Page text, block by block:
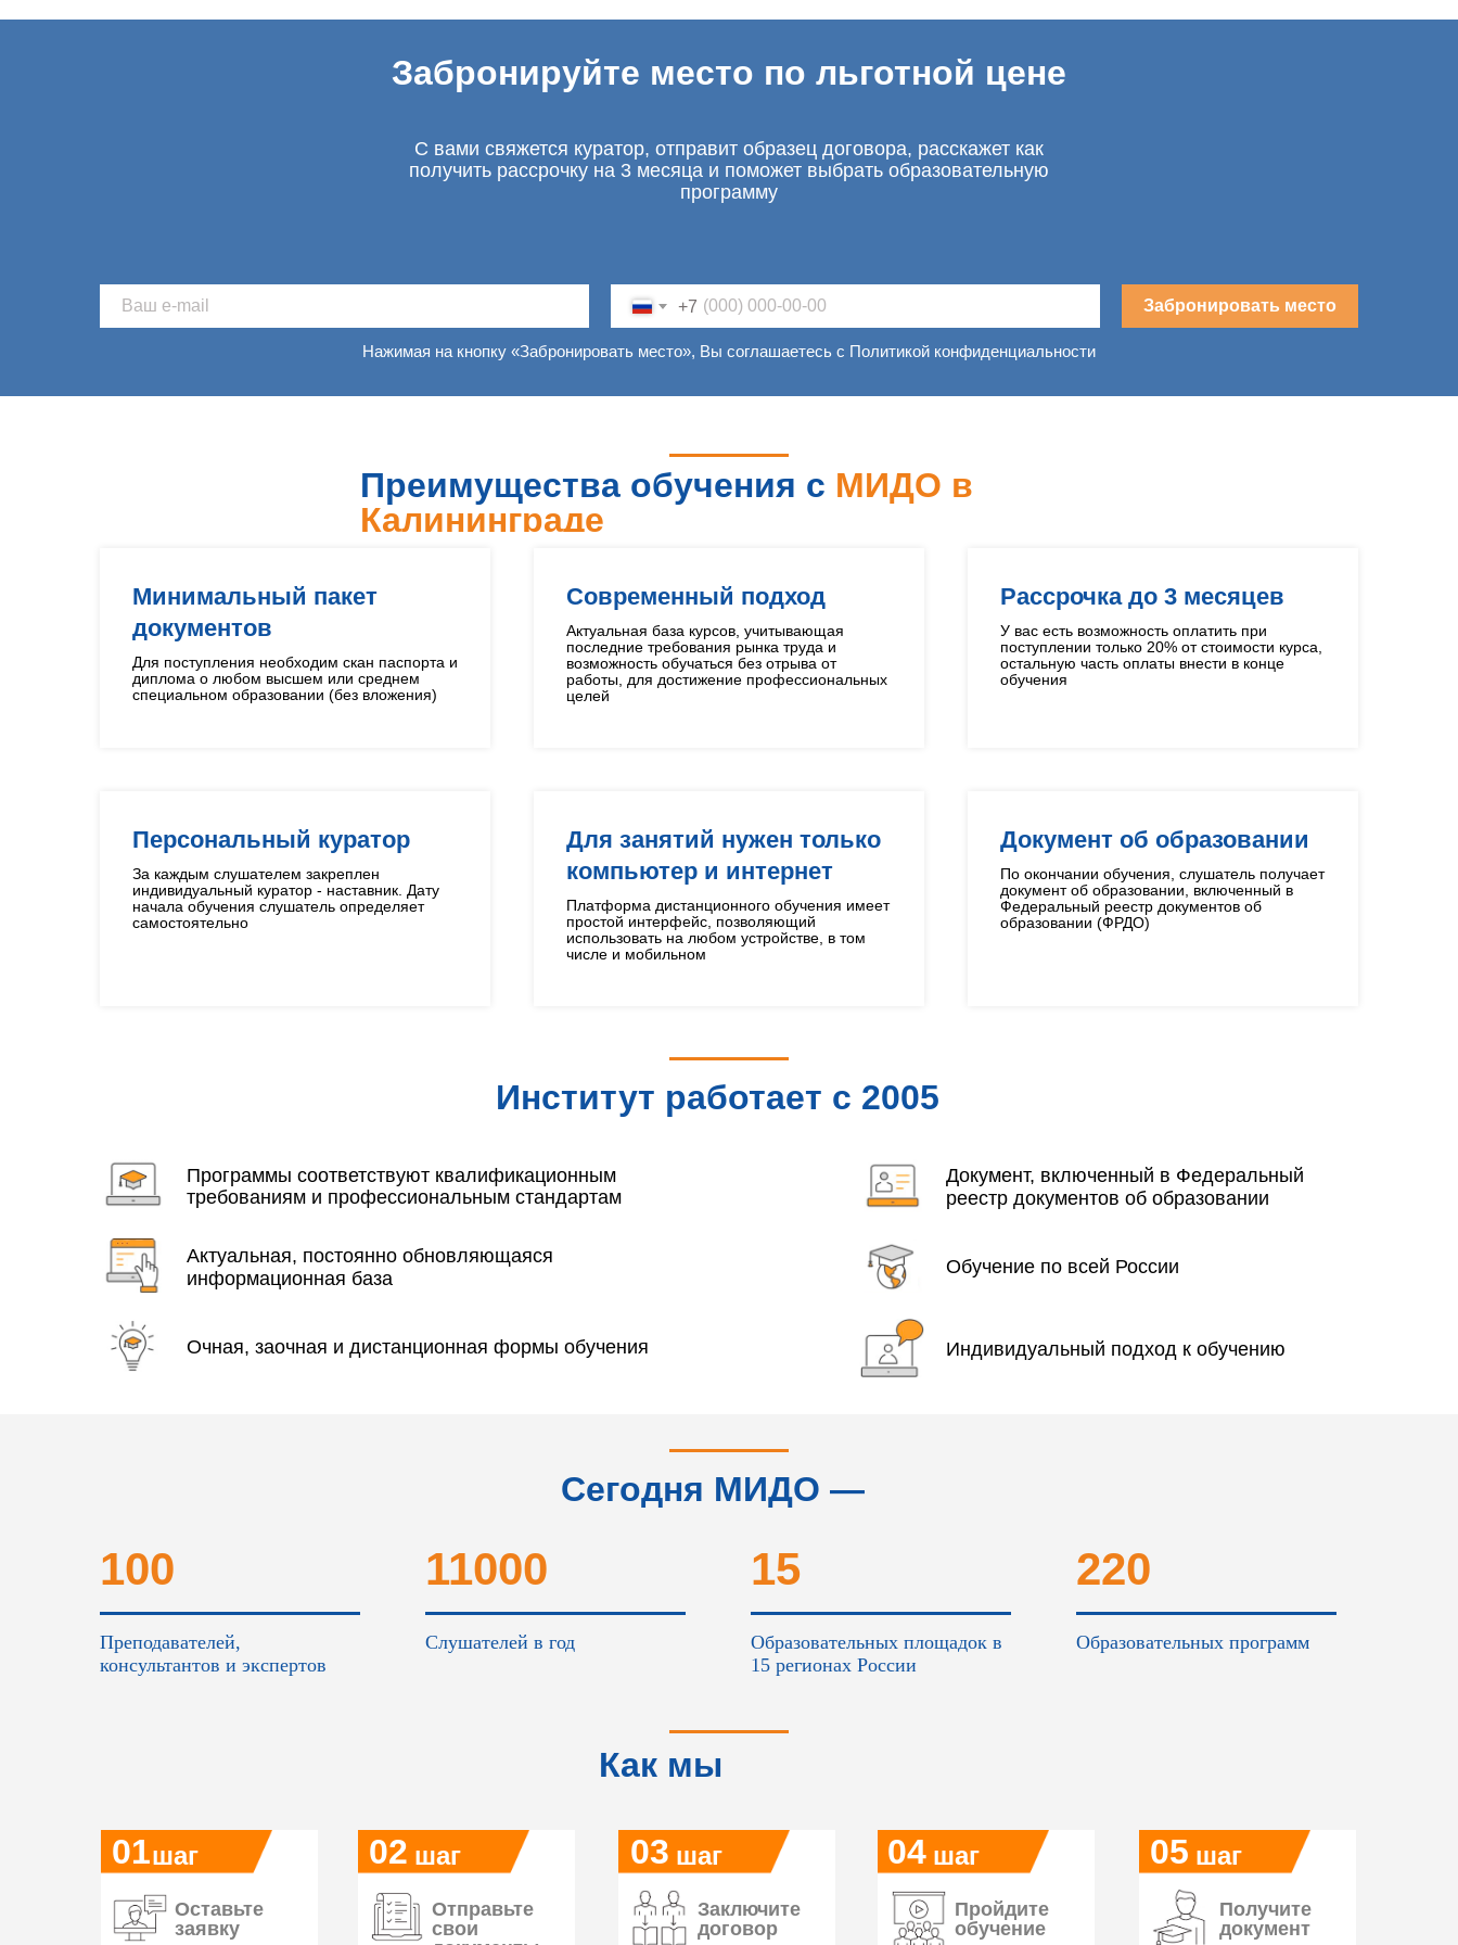
Забронируйте место по льготной цене
С вами свяжется куратор, отправит образец договора, расскажет как
получить рассрочку на 3 месяца и поможет выбрать образовательную
программу
+7 Забронировать место
Нажимая на кнопку «Забронировать место», Вы соглашаетесь с Политикой конфиденциальности
Преимущества обучения с МИДО в
Калининграде
Минимальный пакет
документов
Для поступления необходим скан паспорта и
диплома о любом высшем или среднем
специальном образовании (без вложения)
Современный подход
Актуальная база курсов, учитывающая
последние требования рынка труда и
возможность обучаться без отрыва от
работы, для достижение профессиональных
целей
Рассрочка до 3 месяцев
У вас есть возможность оплатить при
поступлении только 20% от стоимости курса,
остальную часть оплаты внести в конце
обучения
Персональный куратор
За каждым слушателем закреплен
индивидуальный куратор - наставник. Дату
начала обучения слушатель определяет
самостоятельно
Для занятий нужен только
компьютер и интернет
Платформа дистанционного обучения имеет
простой интерфейс, позволяющий
использовать на любом устройстве, в том
числе и мобильном
Документ об образовании
По окончании обучения, слушатель получает
документ об образовании, включенный в
Федеральный реестр документов об
образовании (ФРДО)
Институт работает с 2005
Программы соответствуют квалификационным
требованиям и профессиональным стандартам
Документ, включенный в Федеральный
реестр документов об образовании
Актуальная, постоянно обновляющаяся
информационная база
Обучение по всей России
Очная, заочная и дистанционная формы обучения Индивидуальный подход к обучению
Сегодня МИДО —
100
Преподавателей,
консультантов и экспертов
11000
Слушателей в год
15
Образовательных площадок в
15 регионах России
220
Образовательных программ
Как мы
05
04
03
02
01
Оставьте
заявку
шаг шаг шаг шаг шаг
Отправьте
свои
Заключите
договор
Пройдите
обучение
Получите
документ